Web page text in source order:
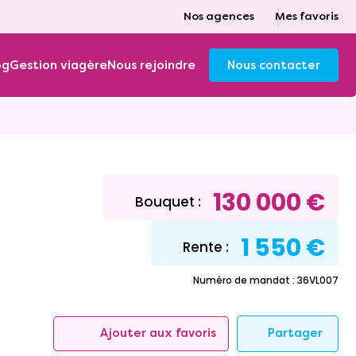
Nos agences Mes favoris
Gestion viagèreNous rejoindre Nous contacter
Bouquet : 130 000 €
Rente : 1 550 €
Numéro de mandat : 36VL007
Ajouter aux favoris Partager